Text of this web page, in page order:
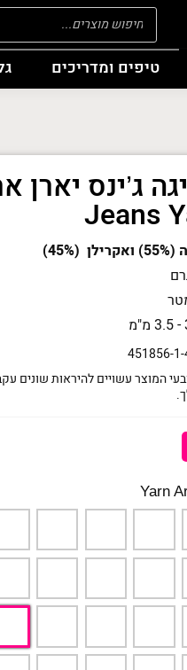
Products
search
טיפים ומדריכים
ג’ינס יארן
Jeans
המוצר עשויים להיראות שונים
Yarn